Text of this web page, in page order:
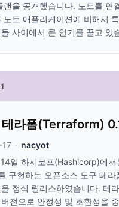
랜을 공개했습니다. 노트를 연
노트 애플리케이션에 비해서
사이에서 큰 인기를 끌고 있
라폼(Terraform)
· nacyot
일 하시코프(Hashicorp)에
구현하는 오픈소스 도구 테
정식 릴리스하였습니다. 테
전으로 안정성 및 호환성을